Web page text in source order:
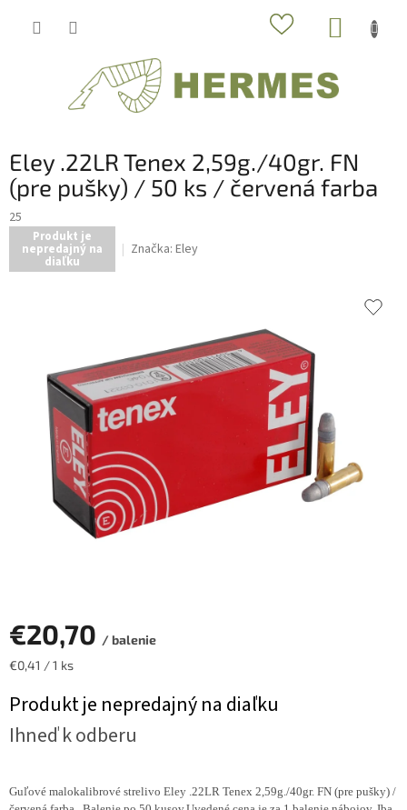
Eley .22LR Tenex 2,59g./40gr. FN
(pre pušky) / 50 ks / červená farba
25
Produkt je
nepredajný na
diaľku
Značka: Eley
€20,70 / balenie
Jednotková
€0,41 / 1 ks
Produkt je nepredajný na diaľku
Ihneď k odberu
Guľové malokalibrové strelivo Eley .22LR Tenex 2,59g./40gr. FN (pre pušky) /